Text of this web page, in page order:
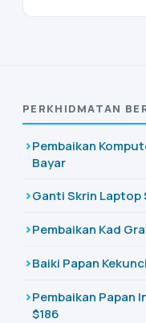
PERKHIDMATAN
Pembaikan
Bayar
Ganti Skrin Laptop
Pembaikan Kad
Baiki Papan
Pembaikan Papan
$186